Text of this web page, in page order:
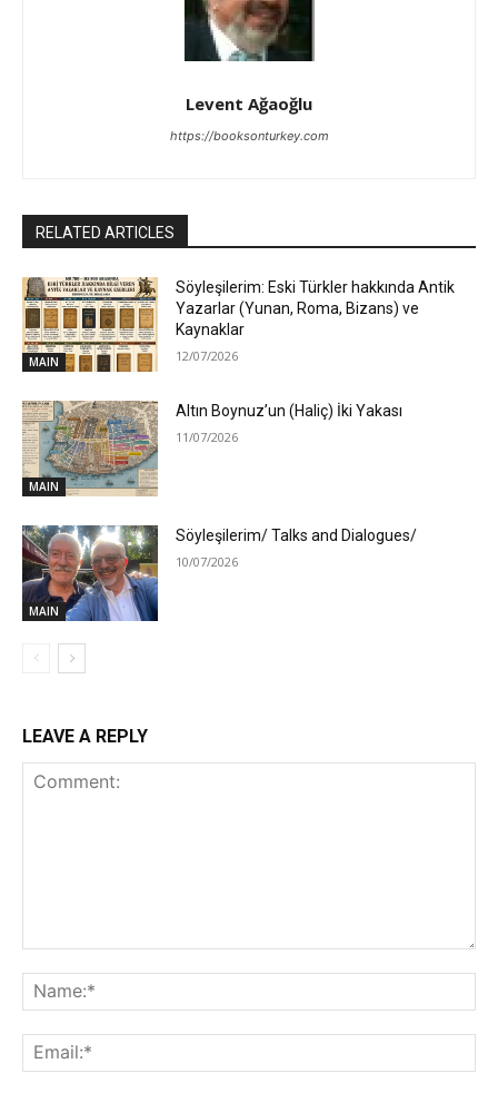
Levent Ağaoğlu
https://booksonturkey.com
RELATED ARTICLES
MAIN
Söyleşilerim: Eski Türkler hakkında Antik
Yazarlar (Yunan, Roma, Bizans) ve
Kaynaklar
12/07/2026
MAIN
Altın Boynuz’un (Haliç) İki Yakası
11/07/2026
MAIN
Söyleşilerim/ Talks and Dialogues/
10/07/2026
LEAVE A REPLY